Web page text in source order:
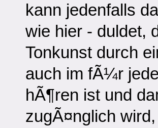
kann jedenfalls
wie hier - duldet,
Tonkunst durch
auch im fÃ¼r
hÃ¶ren ist und
zugÃ¤nglich